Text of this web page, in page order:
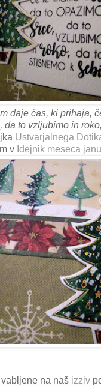
daje čas, ki prihaja,
da to vzljubimo in
Ustvarjalnega
v Idejnik meseca
na naš izziv